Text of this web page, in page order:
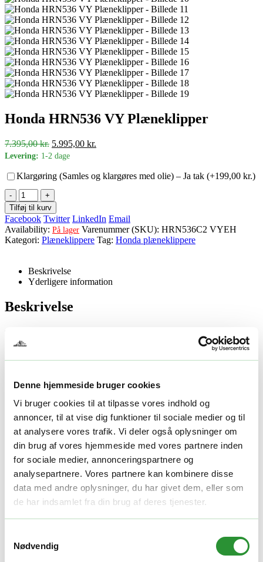
Denne hjemmeside bruger cookies
Vi bruger cookies til at tilpasse vores indhold og
annoncer, til at vise dig funktioner til sociale medier og til
at analysere vores trafik. Vi deler også oplysninger om
din brug af vores hjemmeside med vores partnere inden
for sociale medier, annonceringspartnere og
analysepartnere. Vores partnere kan kombinere disse
data med andre oplysninger, du har givet dem, eller som
de har indsamlet fra din brug af deres tjenester.
Nødvendig
Honda HRN536 VY Plæneklipper
7.395,00kr. Den
oprindelige
var:
5.995,00 kr.
er:
Levering: 1-2 dage
Klargøring (Samles og klargøres med olie) – Ja tak (+199,00 kr.)
-
+
Tilføj til kurv
Facebook Twitter LinkedIn Email
Availability: På lager Varenummer (SKU): HRN536C2 VYEH
Kategori: Plæneklippere Tag: Honda plæneklippere
Beskrivelse
Yderligere information
Beskrivelse
Beskrivelse
Honda HRN536 VY –
Benzindrevet plæneklipper
med Versamow™ og 53 cm
klippebredde
Honda HRN536 VY – Kraftfuld
plæneklipper med maksimal
fleksibilitet
kombinerer høj ydeevne, stor komfort og fleksible klippemuligheder.
Med en stærkHonda GCVx170 4-taktsmotor
og det intelligente